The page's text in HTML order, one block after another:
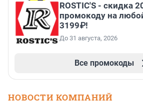
ROSTIC'S - скидка
промокоду на
3199₽!
До 31 августа, 2026
Все промокоды
НОВОСТИ КОМПАНИЙ